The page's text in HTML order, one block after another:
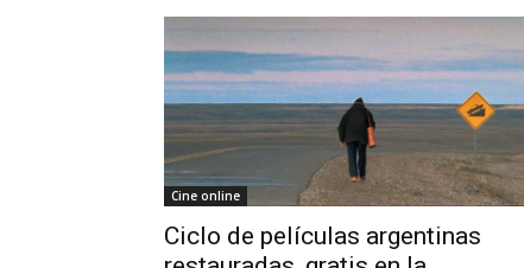
Cine online
Ciclo de películas argentinas